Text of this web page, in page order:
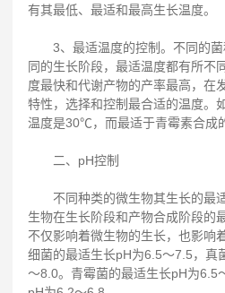
有其最低、最适和最高生长温度。
3、最适温度的控制。不同的菌
同的生长阶段，最适温度都有所不
度最快和代谢产物的产率最高，在
特性，选择和控制最合适的温度。
温度是30℃，而最适于青霉素合成
二、pH控制
不同种类的微生物其生长的最
生物在生长阶段和产物合成阶段的
不仅影响着微生物的生长，也影响
细菌的最适生长pH为6.5～7.5，真
～8.0。青霉菌的最适生长pH为6.5